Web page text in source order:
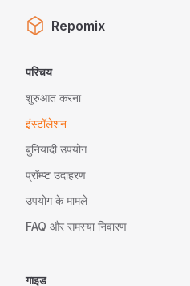
Skip to content
Repomix
परिचय
शुरुआत करना
इंस्टॉलेशन
बुनियादी उपयोग
प्रॉम्प्ट उदाहरण
उपयोग के मामले
FAQ और समस्या निवारण
गाइड